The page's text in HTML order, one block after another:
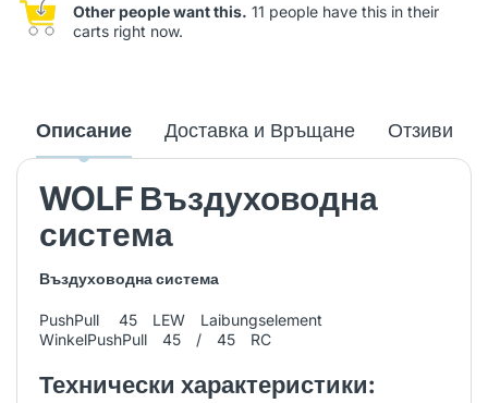
Other people want this. 11 people have this in their
carts right now.
Описание Доставка и Връщане Отзиви
WOLF Въздуховодна
система
Въздуховодна система
PushPull 45 LEW Laibungselement
WinkelPushPull 45 / 45 RC
Технически характеристики: